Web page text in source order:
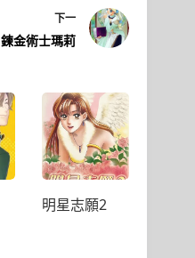
下一
鍊金術士瑪莉
明星志願2